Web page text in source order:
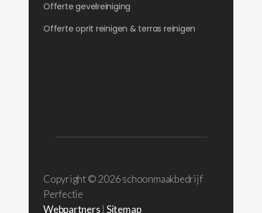
Offerte gevelreiniging
Offerte oprit reinigen & terras reinigen
Copyright © 2026 schoonmaakbedrijf
Perfectie
Webpartners | Sitemap